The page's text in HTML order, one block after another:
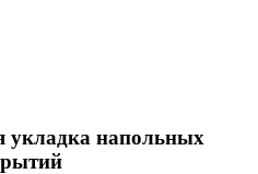
укладка напольных